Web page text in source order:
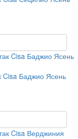
Cisa Баджио Ясень